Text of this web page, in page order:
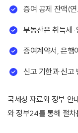
증여 공제 잔액(
부동산은 취득세
증여계약서, 은행
신고 기한과 신고
국세청 자료와 정부 안
와 정부24를 통해 절차